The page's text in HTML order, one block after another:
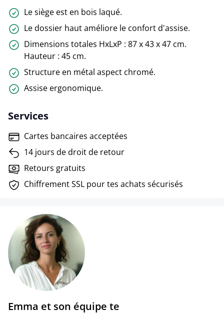
Le siège est en bois laqué.
Le dossier haut améliore le confort d'assise.
Dimensions totales HxLxP : 87 x 43 x 47 cm.
Hauteur : 45 cm.
Structure en métal aspect chromé.
Assise ergonomique.
Services
Cartes bancaires acceptées
14 jours de droit de retour
Retours gratuits
Chiffrement SSL pour tes achats sécurisés
Emma et son équipe te